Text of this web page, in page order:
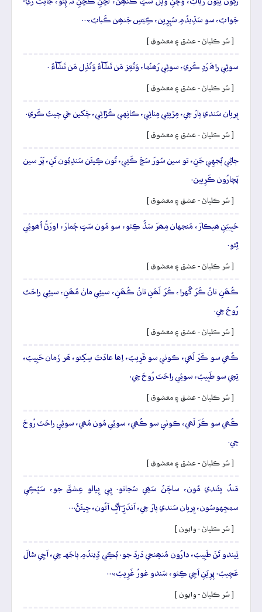
جَوابُ، سو سَڌِيدُمِ سُپِرِين، ڪِيَسِ جَنھِن ڪَبابُ،…
[ سُر ڪلياڻ - عشق ۽ معشوق ]
سوئِي راھَ رَدِ ڪَري، سوئِي رَھنُما، وَتُعِز مَن تَشَآءُ وَتُذِل مَن تَشَآءُ .
[ سُر ڪلياڻ - عشق ۽ معشوق ]
پِريان سَندي پارَ جِي، مِڙيئِي مِٺائِي، ڪانِهي ڪَڙائِي، چَکين جَي چيتُ ڪَري.
[ سُر ڪلياڻ - عشق ۽ معشوق ]
ڄاڻِي ٻُجهِي جَنِ، تو سين سُورَ سَڃَ ڪَئِي، تُون ڪِيئَن سَندِيُون تَنِ، پَرَ سين
پَچارُون ڪَرِيين.
[ سُر ڪلياڻ - عشق ۽ معشوق ]
حَبِيبَنِ ھيڪارَ، مَنجهان مِھرَ سَڏُ ڪِئو، سو مُون سَڀَ ڄَمارَ، اورَڻُ اُھوئِي
ٿِئو.
[ سُر ڪلياڻ - عشق ۽ معشوق ]
ڪُھَنِ تانْ ڪَرَ گُهرا، ڪَرَ لَھَنِ تانْ ڪُھَنِ، سيئِي مانۡ مُھَنِ، سيئِي راحَتَ
رُوحَ جِي.
[ سُر ڪلياڻ - عشق ۽ معشوق ]
ڪُھي سو ڪَرَ لَھي، ڪوٺي سو قَرِيبُ، اِھا عادَتَ سِکِئو، ھَر زَمان حَبِيبُ،
تِڇي سو طَبِيبُ، سوئِي راحَتَ رُوحَ جِي.
[ سُر ڪلياڻ - عشق ۽ معشوق ]
ڪُھي سو ڪَرَ لَھي، ڪوٺي سو ڪُھي، سوئِي مُون مُھي، سوئِي راحَتَ رُوحَ
جِي.
[ سُر ڪلياڻ - عشق ۽ معشوق ]
مَندُ پئَندي مُون، ساڄَنُ سَھِي سُڃاتو. پِي پِيالو عِشقَ جو، سَڀُڪِي
سمجِهوسُون، پِريان سَندي پارَ جِي، اَندَرِ آڳِ اَٿُون، جِيئَڻُ…
[ سُر ڪلياڻ - وايون ]
ٿِيندو تَنَ طَبِيبُ، دارُون مُنھِنجي دَردَ جو. ٻُڪِي ڏِيندُمِ ٻاجَهہ جِي، اَچِي شالَ
عَجِيبُ. پِرِيَنِ اَچِي ڪِئو، سَندو غورُ غَرِيبُ،…
[ سُر ڪلياڻ - وايون ]